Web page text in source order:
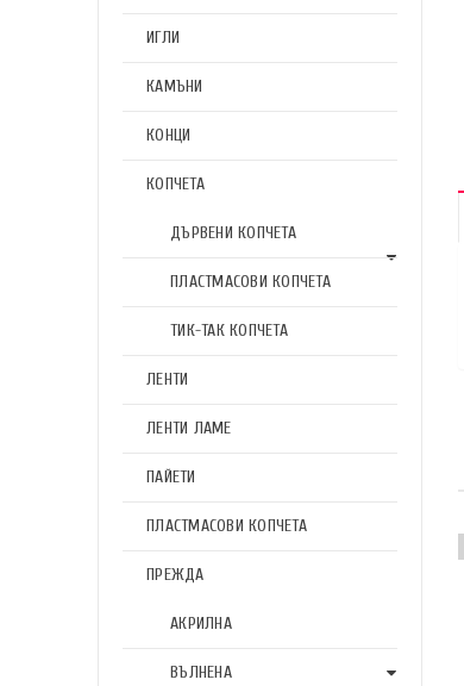
ИГЛИ
КАМЪНИ
КОНЦИ
КОПЧЕТА
ДЪРВЕНИ КОПЧЕТА
ПЛАСТМАСОВИ КОПЧЕТА
ТИК-ТАК КОПЧЕТА
ЛЕНТИ
ЛЕНТИ ЛАМЕ
ПАЙЕТИ
ПЛАСТМАСОВИ КОПЧЕТА
ПРЕЖДА
АКРИЛНА
ВЪЛНЕНА